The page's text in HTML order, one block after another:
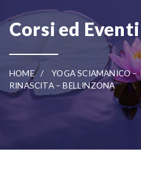
Corsi ed Eventi
HOME
YOGA SCIAMANICO –
RINASCITA – BELLINZONA